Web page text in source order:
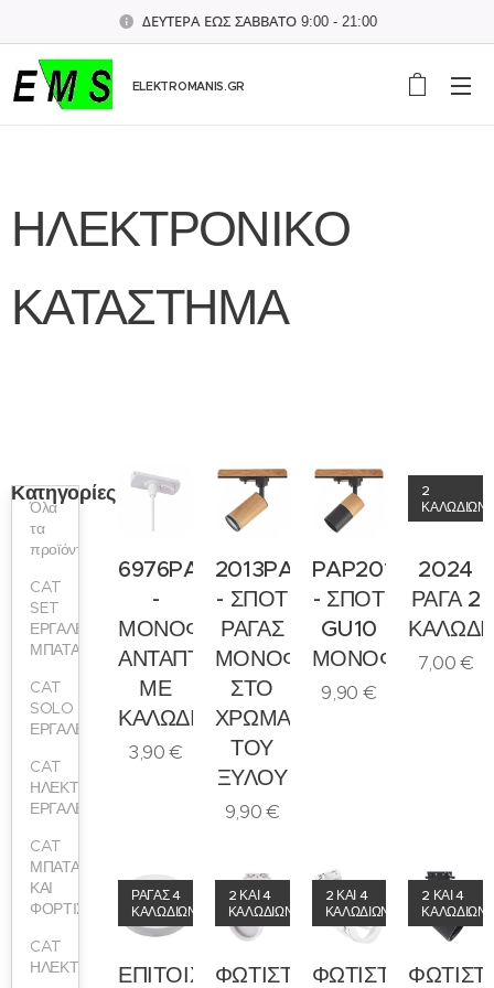
ΔΕΥΤΕΡΑ ΕΩΣ ΣΑΒΒΑΤΟ 9:00 - 21:00
ELEKTROMANIS.GR
ΗΛΕΚΤΡΟΝΙΚΟ
ΚΑΤΑΣΤΗΜΑ
Κατηγορίες
Όλα
τα
προϊόντα
CAT
SET
ΕΡΓΑΛΕΙΑ
ΜΠΑΤΑΡΙΑΣ
CAT
SOLO
ΕΡΓΑΛΕΙΑ
CAT
ΗΛΕΚΤΡΙΚΑ
ΕΡΓΑΛΕΙΑ
CAT
ΜΠΑΤΑΡΙΕΣ
ΚΑΙ
ΦΟΡΤΙΣΤΕΣ
CAT
ΗΛΕΚΤΡΟΚΟΛΛΗΣΗ
6976PAP
-
ΜΟΝΟΦΑΣΙΚΟΣ
ΑΝΤΑΠΤΟΡΑΣ
ΜΕ
ΚΑΛΩΔΙΟ
3,90€
2013PAP
- ΣΠΟΤ
ΡΑΓΑΣ
ΜΟΝΟΦΑΣΙΚΟ
ΣΤΟ
ΧΡΩΜΑ
ΤΟΥ
ΞΥΛΟΥ
9,90€
PAP2012
- ΣΠΟΤ
GU10
ΜΟΝΟΦΑΣΙΚΟ
9,90 €
2024
ΡΑΓΑ 2
2
ΚΑΛΩΔΙΩΝ
7,00€
ΕΠΙΤΟΙΧΗ
ΡΑΓΑΣ 4
ΚΑΛΩΔΙΩΝ
ΦΩΤΙΣΤΙΚΟ
2 ΚΑΙ 4
ΚΑΛΩΔΙΩΝ
ΦΩΤΙΣΤΙΚΟ
2 ΚΑΙ 4
ΚΑΛΩΔΙΩΝ
2 ΚΑΙ 4
ΚΑΛΩΔΙΩΝ